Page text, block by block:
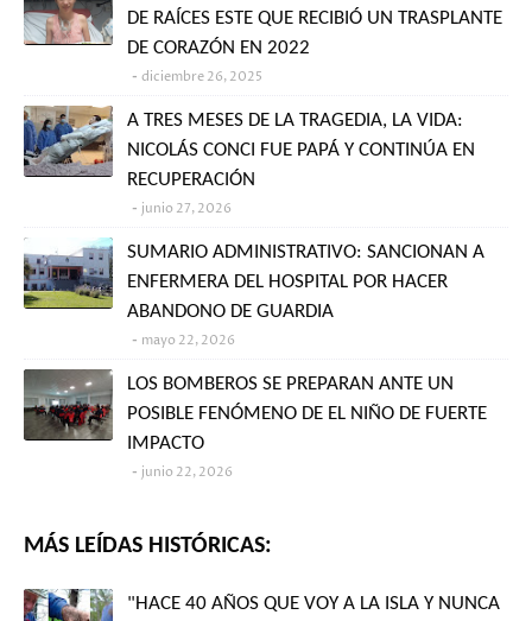
DE RAÍCES ESTE QUE RECIBIÓ UN TRASPLANTE
DE CORAZÓN EN 2022
diciembre 26, 2025
A TRES MESES DE LA TRAGEDIA, LA VIDA:
NICOLÁS CONCI FUE PAPÁ Y CONTINÚA EN
RECUPERACIÓN
junio 27, 2026
SUMARIO ADMINISTRATIVO: SANCIONAN A
ENFERMERA DEL HOSPITAL POR HACER
ABANDONO DE GUARDIA
mayo 22, 2026
LOS BOMBEROS SE PREPARAN ANTE UN
POSIBLE FENÓMENO DE EL NIÑO DE FUERTE
IMPACTO
junio 22, 2026
MÁS LEÍDAS HISTÓRICAS:
"HACE 40 AÑOS QUE VOY A LA ISLA Y NUNCA